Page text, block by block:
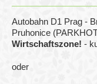
Autobahn D1 Prag -
Pruhonice
Wirtschaftszone! -
oder